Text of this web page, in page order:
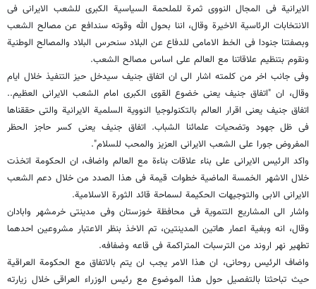
الایرانیة فی المجال النووی ثمرة للملحمة السیاسیة الکبرى للشعب الایرانی فی
الانتخابات الرئاسیة الاخیرة وقال، اننا بحول الله وقوته سندافع عن مصالح الشعب
وبصفتنا جنودا فی الخط الامامی للدفاع عن البلاد سنحرس البلاد والمصالح الوطنیة
ونقوم بتنظیم علاقاتنا مع العالم على اساس مصالح الشعب.
وفی جانب اخر من کلمته اشار الى ان اتفاق جنیف سیدخل حیز التنفیذ خلال ایام
وقال، ان "اتفاق جنیف یعنی خضوع القوى الکبرى امام الشعب الایرانی العظیم..
اتفاق جنیف یعنی اقرار العالم بالتکنولوجیا النوویة السلمیة الایرانیة والتی حققناها
فی ظل جهود وتضحیات علمائنا الشباب. اتفاق جنیف یعنی کسر حاجز الحظر
المفروض جورا على الشعب الایرانی العزیز والمحب للسلام".
واکد الرئیس الایرانی على بناء علاقات بناءة مع العالم واضاف، ان الحکومة اتخذت
خلال الاشهر الخمسة الماضیة خطوات قیمة فی هذا الصدد من خلال دعم الشعب
الایرانی الابی والتوجیهات الحکیمة لسماحة قائد الثورة الاسلامیة.
واشار الى المشاریع التنمویة فی محافظة خوزستان وفی مدینتی خرمشهر وابادان
وقال، انه وبغیة اعمار هاتین المدینتین، تم الاخذ بنظر الاعتبار مشروعین احدهما
تطهیر نهر اروند من الترسبات المتراکمة فی قاعه وضفافه.
واضاف الرئیس روحانی، ان هذا الامر یجب ان یتم بالاتفاق مع الحکومة العراقیة
حیث تباحثنا بالتفصیل حول هذا الموضوع مع رئیس الوزراء العراقی خلال زیارته